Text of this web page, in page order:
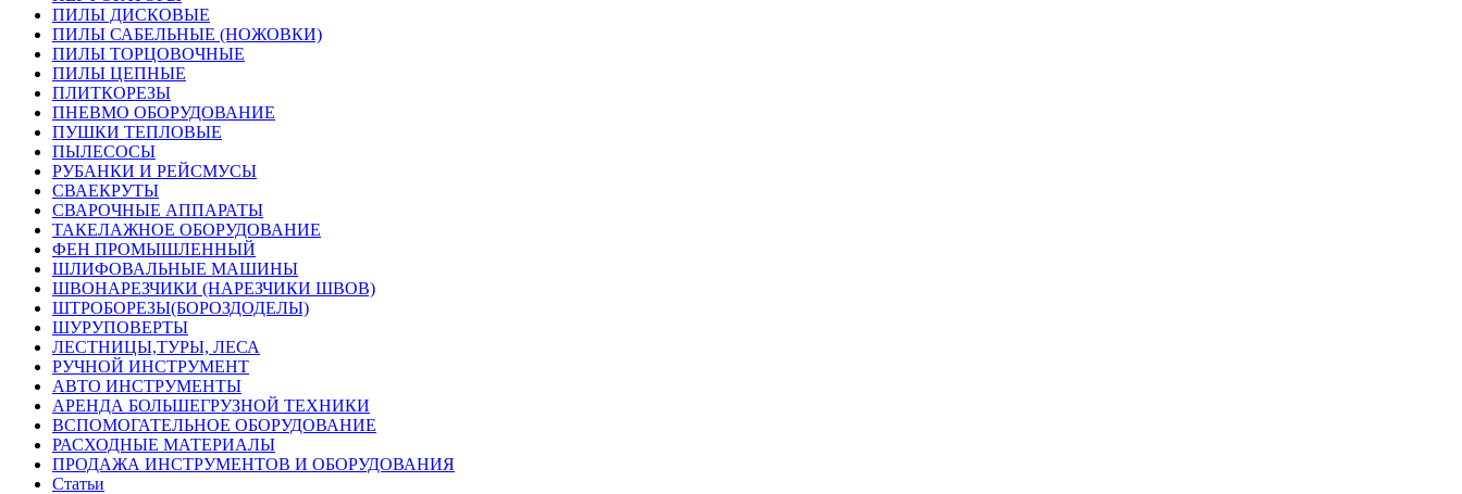
ПИЛЫ ДИСКОВЫЕ
ПИЛЫ САБЕЛЬНЫЕ (НОЖОВКИ)
ПИЛЫ ТОРЦОВОЧНЫЕ
ПИЛЫ ЦЕПНЫЕ
ПЛИТКОРЕЗЫ
ПНЕВМО ОБОРУДОВАНИЕ
ПУШКИ ТЕПЛОВЫЕ
ПЫЛЕСОСЫ
РУБАНКИ И РЕЙСМУСЫ
СВАЕКРУТЫ
СВАРОЧНЫЕ АППАРАТЫ
ТАКЕЛАЖНОЕ ОБОРУДОВАНИЕ
ФЕН ПРОМЫШЛЕННЫЙ
ШЛИФОВАЛЬНЫЕ МАШИНЫ
ШВОНАРЕЗЧИКИ (НАРЕЗЧИКИ ШВОВ)
ШТРОБОРЕЗЫ(БОРОЗДОДЕЛЫ)
ШУРУПОВЕРТЫ
ЛЕСТНИЦЫ,ТУРЫ, ЛЕСА
РУЧНОЙ ИНСТРУМЕНТ
АВТО ИНСТРУМЕНТЫ
АРЕНДА БОЛЬШЕГРУЗНОЙ ТЕХНИКИ
ВСПОМОГАТЕЛЬНОЕ ОБОРУДОВАНИЕ
РАСХОДНЫЕ МАТЕРИАЛЫ
ПРОДАЖА ИНСТРУМЕНТОВ И ОБОРУДОВАНИЯ
Статьи